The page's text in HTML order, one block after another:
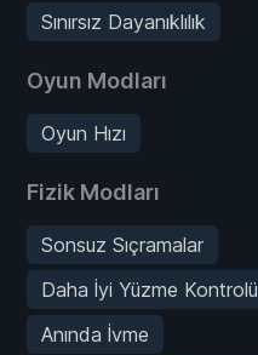
Sınırsız Dayanıklılık
Oyun Modları
Oyun Hızı
Fizik Modları
Sonsuz Sıçramalar
Daha İyi Yüzme Kontrolü
Anında İvme